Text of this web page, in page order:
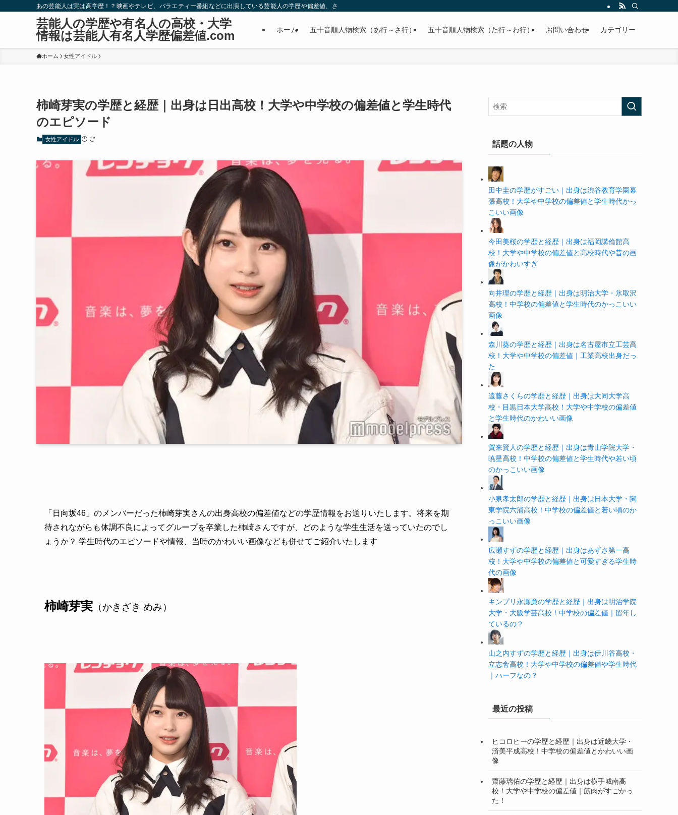
あの芸能人は実は高学歴！？映画やテレビ、バラエティー番組などに出演している芸能人の学歴や偏差値、さらに政治家やスポーツ選手などの有名人の学歴や高校・大学の偏差値まで紹介していきます。
芸能人の学歴や有名人の高校・大学
情報は芸能人有名人学歴偏差値.com
ホーム 五十音順人物検索（あ行～さ行） 五十音順人物検索（た行～わ行） お問い合わせ カテゴリー
ホーム 女性アイドル
柿崎芽実の学歴と経歴｜出身は日出高校！大学や中学校の偏差値と学生時代
のエピソード
女性アイドル
「日向坂46」のメンバーだった柿崎芽実さんの出身高校の偏差値などの学歴情報をお送りいたします。将来を期
待されながらも体調不良によってグループを卒業した柿崎さんですが、どのような学生生活を送っていたのでし
ょうか？ 学生時代のエピソードや情報、当時のかわいい画像なども併せてご紹介いたします
柿崎芽実 （かきざき めみ）
話題の人物
田中圭の学歴がすごい｜出身は渋谷教育学園幕
張高校！大学や中学校の偏差値と学生時代かっ
こいい画像
今田美桜の学歴と経歴｜出身は福岡講倫館高
校！大学や中学校の偏差値と高校時代や昔の画
像がかわいすぎ
向井理の学歴と経歴｜出身は明治大学・氷取沢
高校！中学校の偏差値と学生時代のかっこいい
画像
森川葵の学歴と経歴｜出身は名古屋市立工芸高
校！大学や中学校の偏差値｜工業高校出身だっ
た
遠藤さくらの学歴と経歴｜出身は大同大学高
校・目黒日本大学高校！大学や中学校の偏差値
と学生時代のかわいい画像
賀来賢人の学歴と経歴｜出身は青山学院大学・
暁星高校！中学校の偏差値と学生時代や若い頃
のかっこいい画像
小泉孝太郎の学歴と経歴｜出身は日本大学・関
東学院六浦高校！中学校の偏差値と若い頃のか
っこいい画像
広瀬すずの学歴と経歴｜出身はあずさ第一高
校！大学や中学校の偏差値と可愛すぎる学生時
代の画像
キンプリ永瀬廉の学歴と経歴｜出身は明治学院
大学・大阪学芸高校！中学校の偏差値｜留年し
ているの？
山之内すずの学歴と経歴｜出身は伊川谷高校・
立志舎高校！大学や中学校の偏差値や学生時代
｜ハーフなの？
最近の投稿
ヒコロヒーの学歴と経歴｜出身は近畿大学・
済美平成高校！中学校の偏差値とかわいい画
像
齋藤璃佑の学歴と経歴｜出身は横手城南高
校！大学や中学校の偏差値｜筋肉がすごかっ
た！